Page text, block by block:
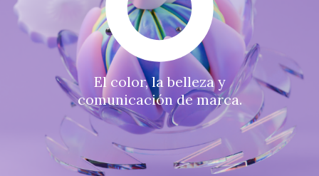
El color, la belleza y
comunicación de marca.